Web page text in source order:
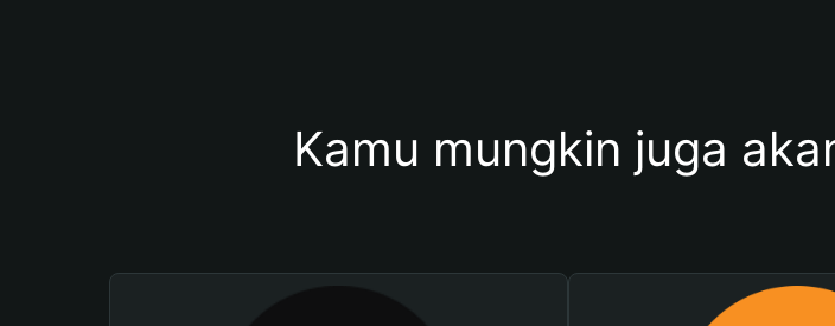
Kamu mungkin juga